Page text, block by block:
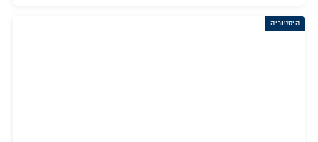
היסטוריה